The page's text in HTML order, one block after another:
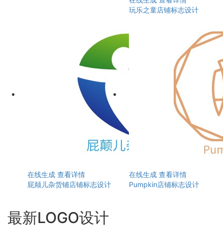
玩乐之童店铺标志设计
在线生成 查看详情
屁颠儿杂货铺店铺标志设计
在线生成 查看详情
Pumpkin店铺标志设计
最新LOGO设计